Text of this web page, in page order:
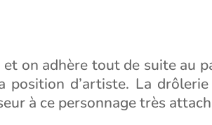
on adhère tout de suite au
position d’artiste. La
à ce personnage très